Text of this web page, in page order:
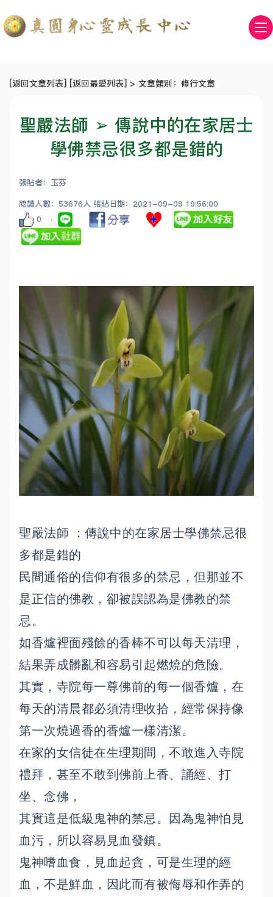
[返回文章列表] [返回最愛列表] > 文章類別：修行文章
聖嚴法師 ➢ 傳說中的在家居士
學佛禁忌很多都是錯的
張貼者：玉芬
閱讀人數：53676人 張貼日期：2021-09-09 19:56:00
0
聖嚴法師 ：傳說中的在家居士學佛禁忌很
多都是錯的
民間通俗的信仰有很多的禁忌，但那並不
是正信的佛教，卻被誤認為是佛教的禁
忌。
如香爐裡面殘餘的香棒不可以每天清理，
結果弄成髒亂和容易引起燃燒的危險。
其實，寺院每一尊佛前的每一個香爐，在
每天的清晨都必須清理收拾，經常保持像
第一次燒過香的香爐一樣清潔。
在家的女信徒在生理期間，不敢進入寺院
禮拜，甚至不敢到佛前上香、誦經、打
坐、念佛，
其實這是低級鬼神的禁忌。因為鬼神怕見
血污，所以容易見血發鎮。
鬼神嗜血食，見血起貪，可是生理的經
血，不是鮮血，因此而有被侮辱和作弄的